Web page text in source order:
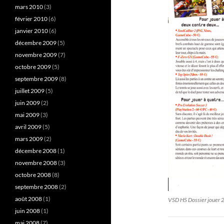
VSD HS Dossier jouer
mars 2010(3)
février 2010(6)
janvier 2010(6)
décembre 2009(5)
novembre 2009(7)
octobre 2009(5)
septembre 2009(8)
juillet 2009(5)
juin 2009(2)
mai 2009(3)
avril 2009(5)
mars 2009(2)
décembre 2008(1)
novembre 2008(3)
octobre 2008(8)
septembre 2008(2)
août 2008(1)
juin 2008(1)